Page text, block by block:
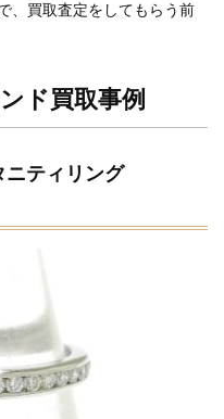
、買取査定をしてもらう前
ド買取事例
ニティリング